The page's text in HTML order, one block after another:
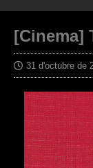
[Cinema]
31 d'octubre de